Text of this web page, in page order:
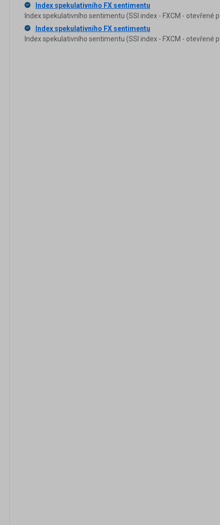
Index spekulativního FX sentimentu
Index spekulativního sentimentu (SSI index - FXCM - otevřené
Index spekulativního FX sentimentu
Index spekulativního sentimentu (SSI index - FXCM - otevřené